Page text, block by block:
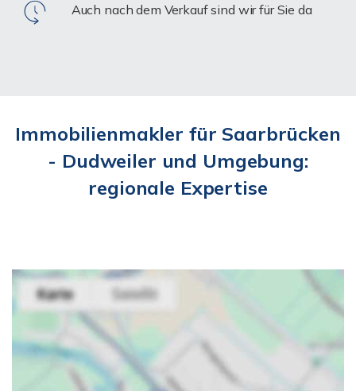
Auch nach dem Verkauf sind wir für Sie da
Immobilienmakler für Saarbrücken
- Dudweiler und Umgebung:
regionale Expertise